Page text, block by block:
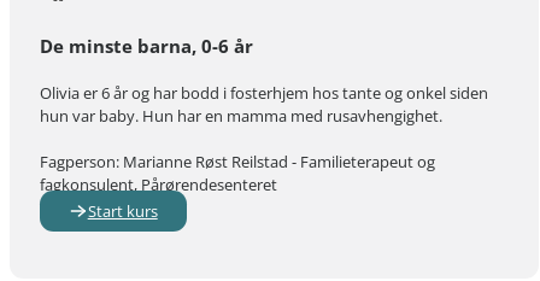
De minste barna, 0-6 år
Olivia er 6 år og har bodd i fosterhjem hos tante og onkel siden
hun var baby. Hun har en mamma med rusavhengighet.
Fagperson: Marianne Røst Reilstad - Familieterapeut og
fagkonsulent, Pårørendesenteret
Start kurs